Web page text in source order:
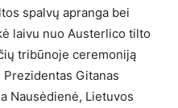
spalvų apranga bei
laivu nuo Austerlico tilto
tribūnoje ceremoniją
Gitanas
Nausėdienė, Lietuvos